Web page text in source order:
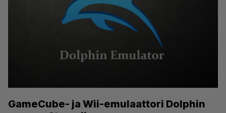
GameCube- ja Wii-emulaattori Dolphin